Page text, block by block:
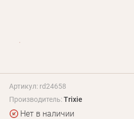
Артикул: rd24658
Производитель:Trixie
Нет в наличии